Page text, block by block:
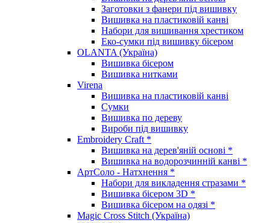
Заготовки з фанери під вишивку
Вишивка на пластиковій канві
Набори для вишивання хрестиком
Еко-сумки під вишивку бісером
OLANTA (Україна)
Вишивка бісером
Вишивка нитками
Virena
Вишивка на пластиковій канві
Сумки
Вишивка по дереву
Вироби під вишивку
Embroidery Craft *
Вишивка на дерев'яній основі *
Вишивка на водорозчинній канві *
АртСоло - Натхнення *
Набори для викладення стразами *
Вишивка бісером 3D *
Вишивка бісером на одязі *
Magic Cross Stitch (Україна)